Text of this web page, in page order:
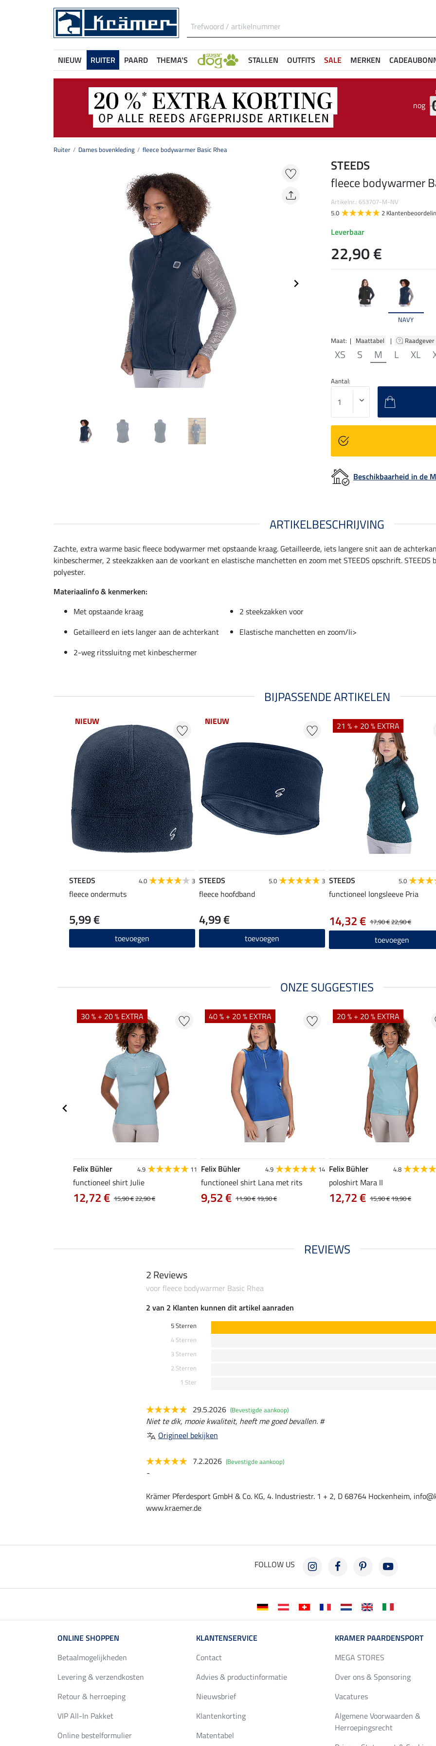
NIEUW RUITER PAARD THEMA'S STALLEN OUTFITS SALE MERKEN
nog
Ruiter Dames bovenkleding fleece bodywarmer Basic Rhea
NAVY
Maat: | Maattabel | Raadgever
XS S M L XL
STEEDS
fleece bodywarmer
Artikelnr.: 653707-M-NV
5.0
2
Leverbaar
22,90 €
Aantal:
Beschikbaarheid in de
ARTIKELBESCHRIJVING
Zachte, extra warme basic fleece bodywarmer met opstaande kraag. Getailleerde, iets langere snit aan de
kinbeschermer, 2 steekzakken aan de voorkant en elastische manchetten en zoom met STEEDS opschrift. STEEDS
polyester.
Materiaalinfo & kenmerken:
Met opstaande kraag
2 steekzakken voor
Getailleerd en iets langer aan de achterkant
Elastische manchetten en zoom/li>
2-weg ritssluitng met kinbeschermer
BIJPASSENDE ARTIKELEN
NIEUW
STEEDS 4.0 3
fleece ondermuts
5,99 €
toevoegen
NIEUW
STEEDS 5.0 3
fleece hoofdband
4,99 €
toevoegen
21 % + 20 % EXTRA
STEEDS 5.0
functioneel longsleeve Pria
17,90 €22,90 €
14,32 €
toevoegen
ONZE SUGGESTIES
30 % + 20 % EXTRA
Felix Bühler 4.9 11
functioneel shirt Julie
15,90 €22,90 €
12,72 €
40 % + 20 % EXTRA
Felix Bühler 4.9 14
functioneel shirt Lana met rits
11,90 €19,90 €
9,52 €
20 % + 20 % EXTRA
Felix Bühler 4.8
poloshirt Mara II
15,90 €19,90 €
12,72 €
REVIEWS
2 Reviews
voor fleece bodywarmer Basic Rhea
2 van 2 Klanten kunnen dit artikel aanraden
5 Sterren
4 Sterren
3 Sterren
2 Sterren
1 Ster
29.5.2026 (Bevestigde aankoop)
Niet te dik, mooie kwaliteit, heeft me goed bevallen. #
Origineel bekijken
7.2.2026 (Bevestigde aankoop)
-
Krämer Pferdesport GmbH & Co. KG, 4. Industriestr. 1 + 2, D 68764 Hockenheim,
www.kraemer.de
FOLLOW US
ONLINE SHOPPEN
Betaalmogelijkheden
Levering & verzendkosten
Retour & herroeping
VIP All-In Pakket
Online bestelformulier
KLANTENSERVICE
Contact
Advies & productinformatie
Nieuwsbrief
Klantenkorting
Matentabel
KRAMER PAARDENSPORT
MEGA STORES
Over ons & Sponsoring
Vacatures
Algemene Voorwaarden &
Herroepingsrecht